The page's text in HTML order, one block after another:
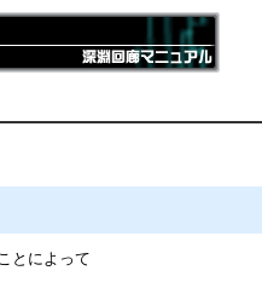
とによって